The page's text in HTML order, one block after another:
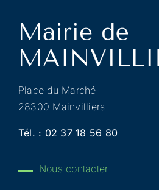
Place du Marché
28300 Mainvilliers
Tél. : 02 37 18 56 80
Nous contacter